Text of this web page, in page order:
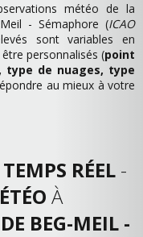
météo de la
- Sémaphore (ICAO
sont variables en
personnalisés (point
type de nuages, type
au mieux à votre
RÉEL -
À
BEG-MEIL -